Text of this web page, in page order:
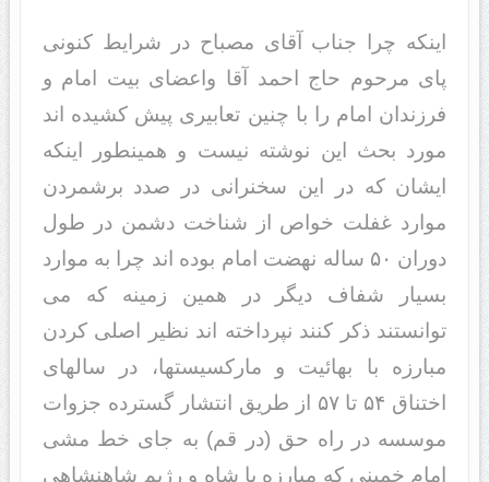
اینکه چرا جناب آقای مصباح در شرایط کنونی
پای مرحوم حاج احمد آقا واعضای بیت امام و
فرزندان امام را با چنین تعابیری پیش کشیده اند
مورد بحث این نوشته نیست و همینطور اینکه
ایشان که در این سخنرانی در صدد برشمردن
موارد غفلت خواص از شناخت دشمن در طول
دوران ۵۰ ساله نهضت امام بوده اند چرا به موارد
بسیار شفاف دیگر در همین زمینه که می
توانستند ذکر کنند نپرداخته اند نظیر اصلی کردن
مبارزه با بهائیت و مارکسیستها، در سالهای
اختناق ۵۴ تا ۵۷ از طریق انتشار گسترده جزوات
موسسه در راه حق (در قم) به جای خط مشی
امام خمینی که مبارزه با شاه و رژیم شاهنشاهی